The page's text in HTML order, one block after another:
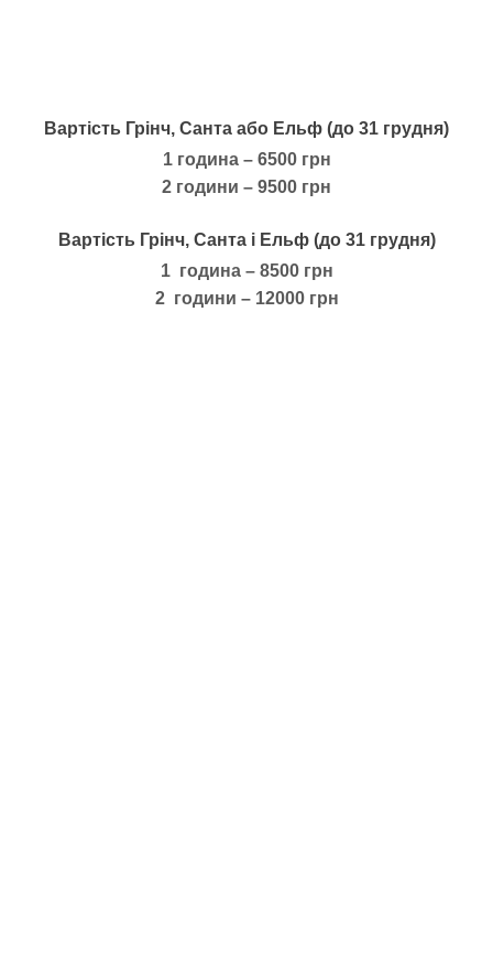
Вартість Грінч, Санта або Ельф (до 31 грудня)
1 година – 6500 грн
2 години – 9500 грн
Вартість Грінч, Санта і Ельф (до 31 грудня)
1 година – 8500 грн
2 години – 12000 грн